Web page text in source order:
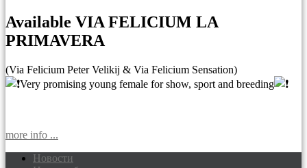
Available VIA FELICIUM LA
PRIMAVERA
(Via Felicium Peter Velikij & Via Felicium Sensation)
Very promising young female for show, sport and breeding
more info ...
Новости